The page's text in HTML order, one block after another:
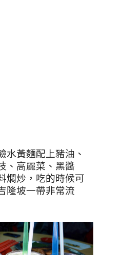
水黃麵配上豬油、
、高麗菜、黑醬
燜炒，吃的時候可
隆坡一帶非常流